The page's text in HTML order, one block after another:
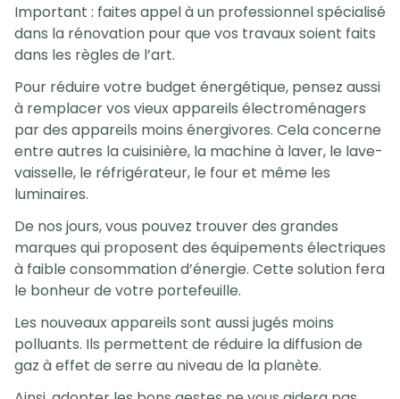
Important : faites appel à un professionnel spécialisé
dans la rénovation pour que vos travaux soient faits
dans les règles de l’art.
Pour réduire votre budget énergétique, pensez aussi
à remplacer vos vieux appareils électroménagers
par des appareils moins énergivores. Cela concerne
entre autres la cuisinière, la machine à laver, le lave-
vaisselle, le réfrigérateur, le four et même les
luminaires.
De nos jours, vous pouvez trouver des grandes
marques qui proposent des équipements électriques
à faible consommation d’énergie. Cette solution fera
le bonheur de votre portefeuille.
Les nouveaux appareils sont aussi jugés moins
polluants. Ils permettent de réduire la diffusion de
gaz à effet de serre au niveau de la planète.